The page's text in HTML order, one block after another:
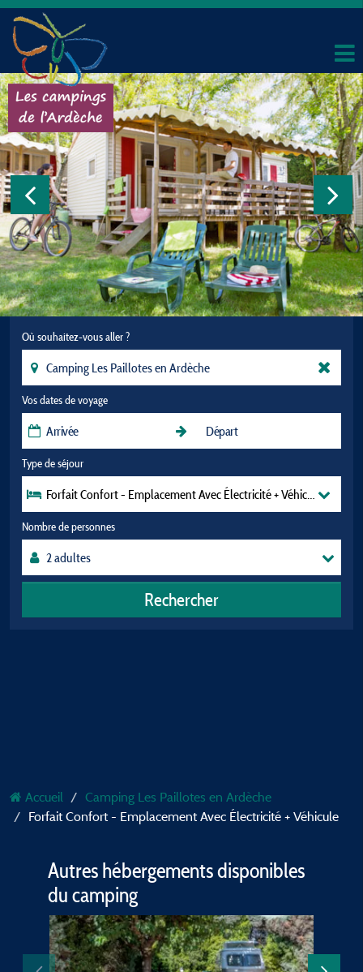
Où souhaitez-vous aller ?
Vos dates de voyage
Type de séjour
Forfait Confort - Emplacement Avec Électricité + Véhicule
Nombre de personnes
Rechercher
Accueil
Camping Les Paillotes en Ardèche
Forfait Confort - Emplacement Avec Électricité + Véhicule
Autres hébergements disponibles
du camping